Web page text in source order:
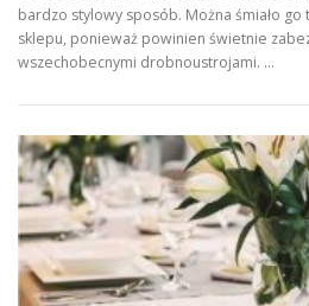
bardzo stylowy sposób. Można śmiało go
sklepu, ponieważ powinien świetnie
wszechobecnymi drobnoustrojami. …